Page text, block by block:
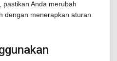
pastikan Anda merubah
dengan menerapkan aturan